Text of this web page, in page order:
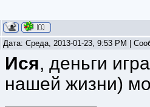
Дата: Среда, 2013-01-23, 9:53 PM |
Ися, деньги
нашей жизни)